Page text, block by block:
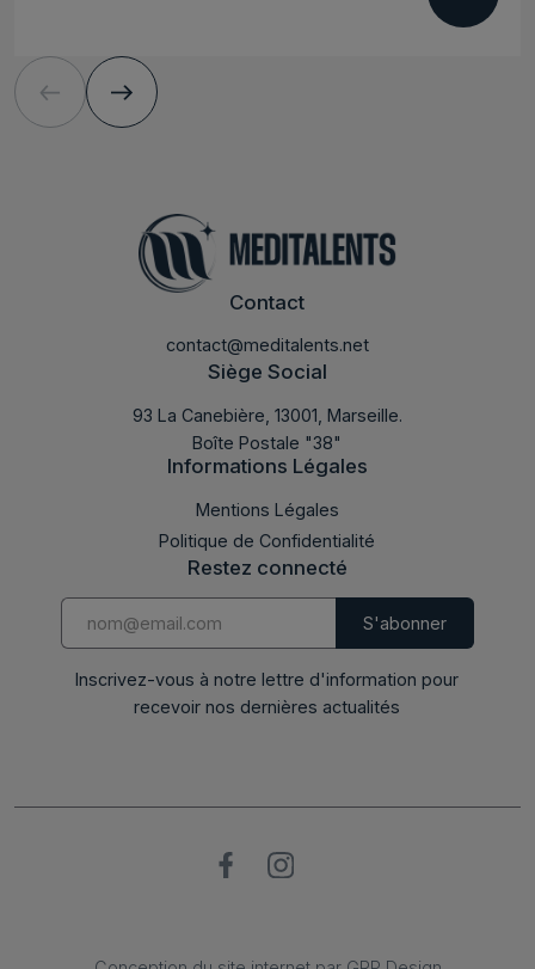
Contact
contact@meditalents.net
Siège Social
93 La Canebière, 13001, Marseille.
Boîte Postale "38"
Informations Légales
Mentions Légales
Politique de Confidentialité
Restez connecté
Inscrivez-vous à notre lettre d'information pour
recevoir nos dernières actualités